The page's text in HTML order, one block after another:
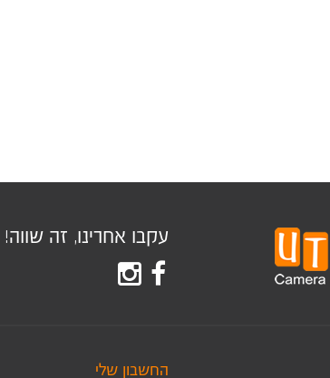
עקבו אחרינו, זה שווה!
החשבון שלי